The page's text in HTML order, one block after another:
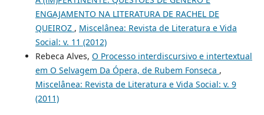
ENGAJAMENTO NA LITERATURA DE RACHEL DE
QUEIROZ , Miscelânea: Revista de Literatura e Vida
Social: v. 11 (2012)
Rebeca Alves, O Processo interdiscursivo e intertextual
em O Selvagem Da Ópera, de Rubem Fonseca ,
Miscelânea: Revista de Literatura e Vida Social: v. 9
(2011)